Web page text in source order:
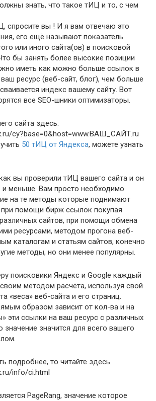
знать, что такое тИЦ и то, с чем
спросите вы ! И я вам отвечаю это
его ещё называют показатель
или иного сайта(ов) в поисковой
бы занять более высокие позиции
иметь как можно больше ссылок в
ваш ресурс (веб-сайт, блог), чем больше
индекс вашему сайту. Вот
все SEO-шники оптимизаторы.
сайта здесь:
cy?base=0&host=www.ВАШ_САЙТ.ru
50 тИЦ от Яндекса, можете узнать
вы проверили тИЦ вашего сайта и он
и меньше. Вам просто необходимо
на те методы которые поднимают
помощи бирж ссылок покупая
сайтов, при помощи обмена
ресурсами, методом прогона веб-
каталогам и статьям сайтов, конечно
методы, но они менее популярны.
поисковики Яндекс и Google каждый
методом расчёта, используя свой
«веса» веб-сайта и его страниц.
образом зависит от кол-ва и на
эти ссылки на ваш ресурс с различных
значение значится для всего вашего
подробнее, то читайте здесь.
info/ci.html
PageRang, значение которое